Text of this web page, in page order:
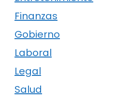
Finanzas
Gobierno
Laboral
Legal
Salud